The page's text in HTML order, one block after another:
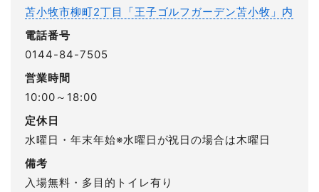
苫小牧市柳町2丁目「王子ゴルフガーデン苫小牧」内
電話番号
0144-84-7505
営業時間
10:00～18:00
定休日
水曜日・年末年始※水曜日が祝日の場合は木曜日
備考
入場無料・多目的トイレ有り